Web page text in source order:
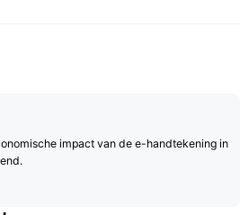
impact van de e-handtekening in